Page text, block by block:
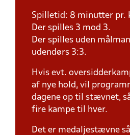
Spilletid: 8 minutter pr.
Der spilles 3 mod 3.
Der spilles uden
udendørs 3:3.
Hvis evt.
af nye hold, vil
dagene op til stævnet,
fire kampe til hver.
Det er medaljestævne